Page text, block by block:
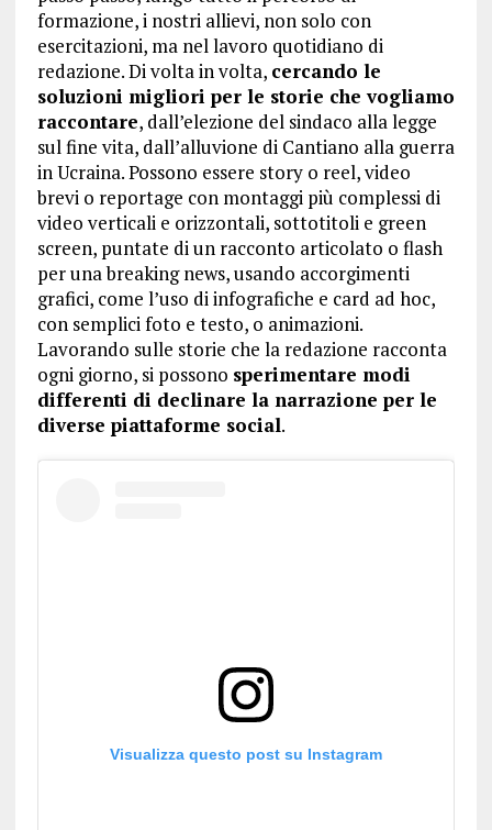
formazione, i nostri allievi, non solo con
esercitazioni, ma nel lavoro quotidiano di
redazione. Di volta in volta, cercando le
soluzioni migliori per le storie che vogliamo
raccontare, dall’elezione del sindaco alla legge
sul fine vita, dall’alluvione di Cantiano alla guerra
in Ucraina. Possono essere story o reel, video
brevi o reportage con montaggi più complessi di
video verticali e orizzontali, sottotitoli e green
screen, puntate di un racconto articolato o flash
per una breaking news, usando accorgimenti
grafici, come l’uso di infografiche e card ad hoc,
con semplici foto e testo, o animazioni.
Lavorando sulle storie che la redazione racconta
ogni giorno, si possono sperimentare modi
differenti di declinare la narrazione per le
diverse piattaforme social.
Visualizza questo post su Instagram